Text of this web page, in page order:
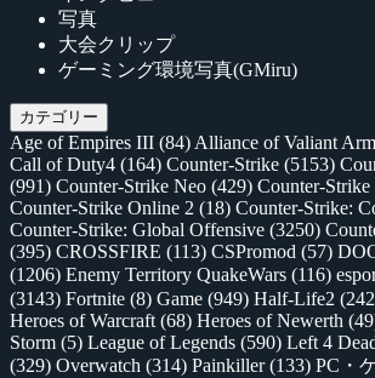
写真
大会クリップ
ゲーミング環境写真(GMiru)
カテゴリー
Age of Empires III (84) Alliance of Valiant
Call of Duty4 (164) Counter-Strike (5153)
(991) Counter-Strike Neo (429) Counter-
Counter-Strike Online 2 (18) Counter-Strike:
Counter-Strike: Global Offensive (3250)
(395) CROSSFIRE (113) CSPromod (57)
(1206) Enemy Territory QuakeWars (116)
(3143) Fortnite (8) Game (949) Half-Life2
Heroes of Warcraft (68) Heroes of Newerth
Storm (5) League of Legends (590) Left 4
(329) Overwatch (314) Painkiller(133) PC・